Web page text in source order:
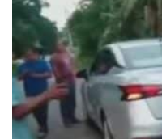
Debido al avanzado
autoridades no
Los restos de la mujer
la realización de la